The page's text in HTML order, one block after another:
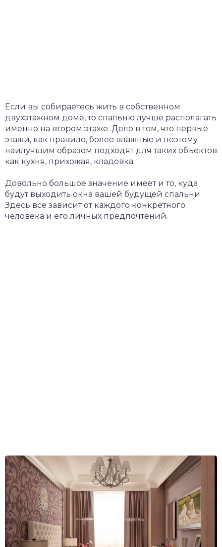
Если вы собираетесь жить в собственном
двухэтажном доме, то спальню лучше располагать
именно на втором этаже. Дело в том, что первые
этажи, как правило, более влажные и поэтому
наилучшим образом подходят для таких объектов
как кухня, прихожая, кладовка.
Довольно большое значение имеет и то, куда
будут выходить окна вашей будущей спальни.
Здесь все зависит от каждого конкретного
человека и его личных предпочтений.